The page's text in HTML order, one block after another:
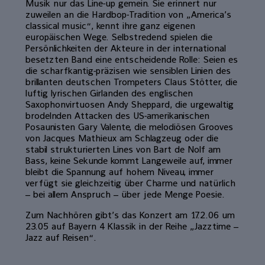
Musik nur das Line-up gemein. Sie erinnert nur
zuweilen an die Hardbop-Tradition von „America’s
classical music“, kennt ihre ganz eigenen
europäischen Wege. Selbstredend spielen die
Persönlichkeiten der Akteure in der international
besetzten Band eine entscheidende Rolle: Seien es
die scharfkantig-präzisen wie sensiblen Linien des
brillanten deutschen Trompeters Claus Stötter, die
luftig lyrischen Girlanden des englischen
Saxophonvirtuosen Andy Sheppard, die urgewaltig
brodelnden Attacken des US-amerikanischen
Posaunisten Gary Valente, die melodiösen Grooves
von Jacques Mathieux am Schlagzeug oder die
stabil strukturierten Lines von Bart de Nolf am
Bass, keine Sekunde kommt Langeweile auf, immer
bleibt die Spannung auf hohem Niveau, immer
verfügt sie gleichzeitig über Charme und natürlich
– bei allem Anspruch – über jede Menge Poesie.
Zum Nachhören gibt’s das Konzert am 17.2.06 um
23.05 auf Bayern 4 Klassik in der Reihe „Jazztime –
Jazz auf Reisen“.